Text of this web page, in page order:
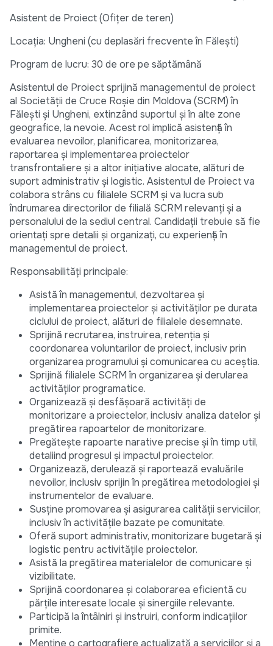
Asistent de Proiect (Ofițer de teren)
Locația: Ungheni (cu deplasări frecvente în Fălești)
Program de lucru: 30 de ore pe săptămână
Asistentul de Proiect sprijină managementul de proiect
al Societății de Cruce Roșie din Moldova (SCRM) în
Fălești și Ungheni, extinzând suportul și în alte zone
geografice, la nevoie. Acest rol implică asistență în
evaluarea nevoilor, planificarea, monitorizarea,
raportarea și implementarea proiectelor
transfrontaliere și a altor inițiative alocate, alături de
suport administrativ și logistic. Asistentul de Proiect va
colabora strâns cu filialele SCRM și va lucra sub
îndrumarea directorilor de filială SCRM relevanți și a
personalului de la sediul central. Candidații trebuie să fie
orientați spre detalii și organizați, cu experiență în
managementul de proiect.
Responsabilități principale:
Asistă în managementul, dezvoltarea și
implementarea proiectelor și activităților pe durata
ciclului de proiect, alături de filialele desemnate.
Sprijină recrutarea, instruirea, retenția și
coordonarea voluntarilor de proiect, inclusiv prin
organizarea programului și comunicarea cu aceștia.
Sprijină filialele SCRM în organizarea și derularea
activităților programatice.
Organizează și desfășoară activități de
monitorizare a proiectelor, inclusiv analiza datelor și
pregătirea rapoartelor de monitorizare.
Pregătește rapoarte narative precise și în timp util,
detaliind progresul și impactul proiectelor.
Organizează, derulează și raportează evaluările
nevoilor, inclusiv sprijin în pregătirea metodologiei și
instrumentelor de evaluare.
Susține promovarea și asigurarea calității serviciilor,
inclusiv în activitățile bazate pe comunitate.
Oferă suport administrativ, monitorizare bugetară și
logistic pentru activitățile proiectelor.
Asistă la pregătirea materialelor de comunicare și
vizibilitate.
Sprijină coordonarea și colaborarea eficientă cu
părțile interesate locale și sinergiile relevante.
Participă la întâlniri și instruiri, conform indicațiilor
primite.
Menține o cartografiere actualizată a serviciilor și a